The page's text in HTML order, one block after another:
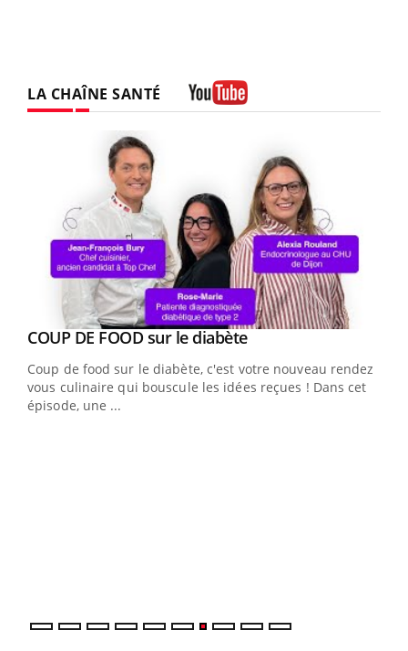
LA CHAÎNE SANTÉ
Youtube
COUP DE FOOD sur le diabèteYoutube
Coup de food sur le diabète, c'est votre nouveau rendez-
vous culinaire qui bouscule les idées reçues ! Dans cet
épisode, une ...